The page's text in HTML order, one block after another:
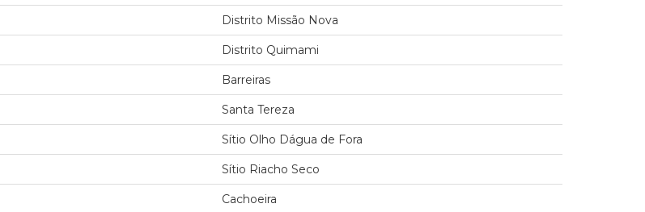
Distrito Missão Nova
Distrito Quimami
Barreiras
Santa Tereza
Sítio Olho Dágua de Fora
Sítio Riacho Seco
Cachoeira